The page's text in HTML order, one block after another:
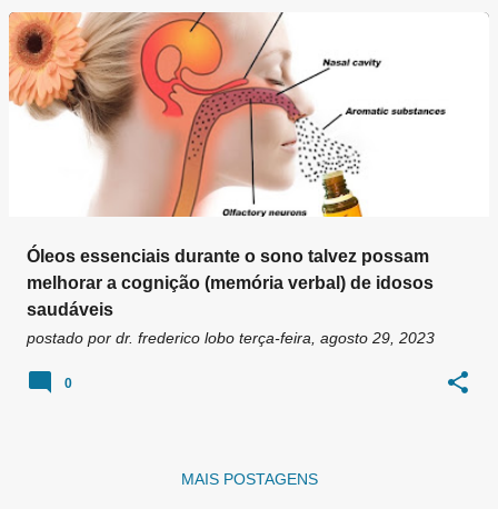
g
e
n
Óleos essenciais durante o sono talvez possam
melhorar a cognição (memória verbal) de idosos
saudáveis
postado por dr. frederico lobo terça-feira, agosto 29, 2023
0
MAIS POSTAGENS